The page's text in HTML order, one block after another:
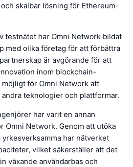
skalbar lösning för Ethereum-
testnätet har Omni Network bildat
med olika företag för att förbättra
är avgörande för att
inom blockchain-
för Omni Network att
teknologier och plattformar.
har varit en annan
Omni Network. Genom att utöka
har nätverket
vilket säkerställer att det
växande användarbas och